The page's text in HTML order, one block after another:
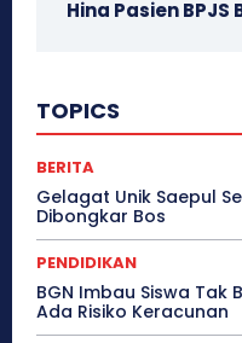
Hina Pasien
TOPICS
BERITA
Gelagat Unik Saepul
Dibongkar Bos
PENDIDIKAN
BGN Imbau Siswa Tak
Ada Risiko Keracunan